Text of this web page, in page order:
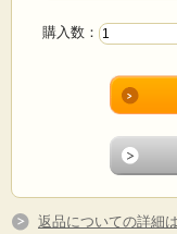
購入数：
返品についての詳細